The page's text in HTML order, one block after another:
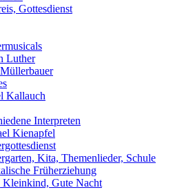
Gottesdienst
Luther
Kallauch
Interpreten
Kienapfel
Kita, Themenlieder, Schule
Früherziehung
Kleinkind, Gute Nacht